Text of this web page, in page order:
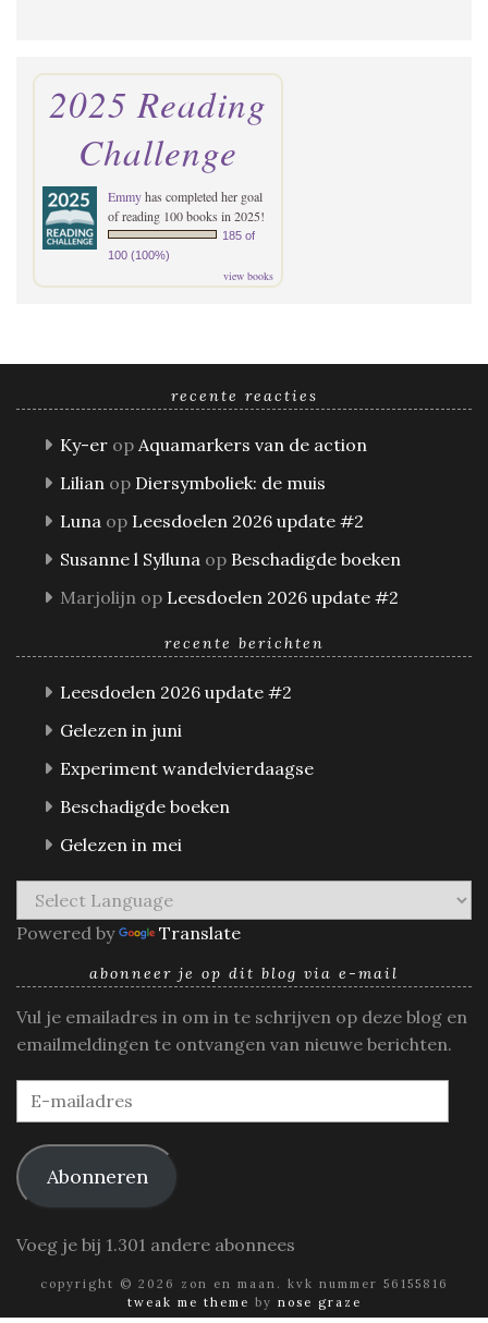
2025 Reading
Challenge
Emmyhas completed her goal
of reading 100 books in 2025!
185 of
100 (100%)
view books
recente reacties
Ky-er op Aquamarkers van de action
Lilian op Diersymboliek: de muis
Luna op Leesdoelen 2026 update #2
Susanne l Sylluna op Beschadigde boeken
Marjolijn op Leesdoelen 2026 update #2
recente berichten
Leesdoelen 2026 update #2
Gelezen in juni
Experiment wandelvierdaagse
Beschadigde boeken
Gelezen in mei
Powered by Translate
abonneer je op dit blog via e-mail
Vul je emailadres in om in te schrijven op deze blog en
emailmeldingen te ontvangen van nieuwe berichten.
E-
mailadres
Abonneren
Voeg je bij 1.301 andere abonnees
copyright © 2026 zon en maan. kvk nummer 56155816
tweak me theme by nose graze